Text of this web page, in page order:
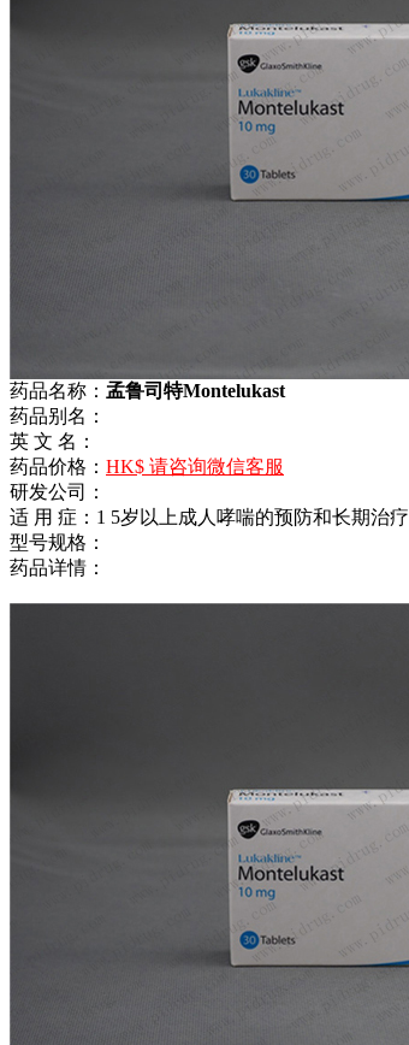
药品名称： 孟鲁司特Montelukast
药品别名：
英 文 名：
药品价格： HK$ 请咨询微信客服
研发公司：
适 用 症：1 5岁以上成人哮喘的预防和长期治疗
型号规格：
药品详情：